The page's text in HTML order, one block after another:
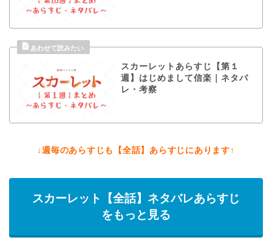
スカーレットあらすじ【第１
週】はじめまして信楽｜ネタバ
レ・考察
↓週毎のあらすじも【全話】あらすじにあります↑
スカーレット【全話】ネタバレあらすじ
をもっと見る